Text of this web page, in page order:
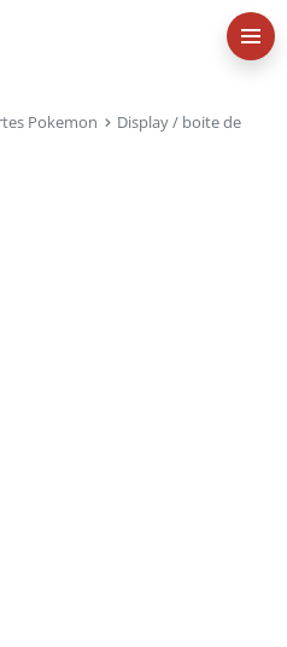
Pokemon
Display / boite de